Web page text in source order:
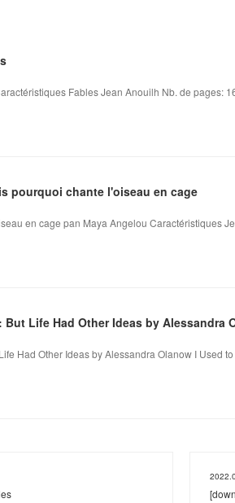
Fables Jean Anouilh Nb. de pages:
pourquoi chante l'oiseau en cage
en cage pan Maya Angelou Caractéristiques
But Life Had Other Ideas by Alessandra
Had Other Ideas by Alessandra Olanow I Used